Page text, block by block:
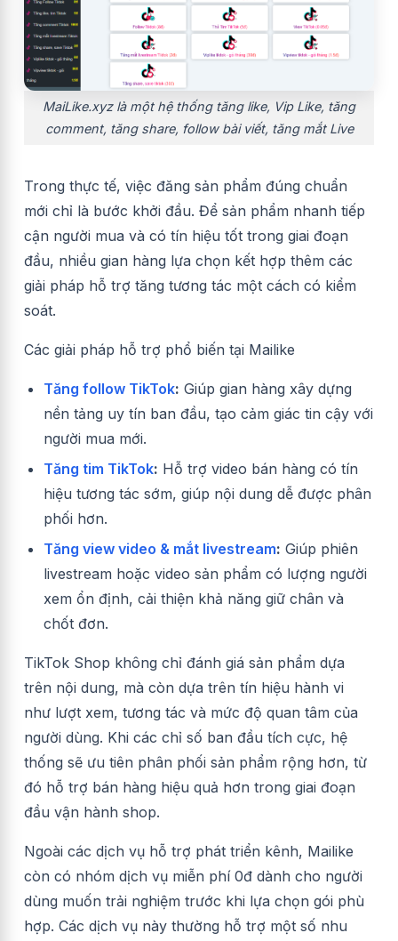
MaiLike.xyz là một hệ thống tăng like, Vip Like, tăng
comment, tăng share, follow bài viết, tăng mắt Live
Trong thực tế, việc đăng sản phẩm đúng chuẩn
mới chỉ là bước khởi đầu. Để sản phẩm nhanh tiếp
cận người mua và có tín hiệu tốt trong giai đoạn
đầu, nhiều gian hàng lựa chọn kết hợp thêm các
giải pháp hỗ trợ tăng tương tác một cách có kiểm
soát.
Các giải pháp hỗ trợ phổ biến tại Mailike
Tăng follow TikTok: Giúp gian hàng xây dựng
nền tảng uy tín ban đầu, tạo cảm giác tin cậy với
người mua mới.
Tăng tim TikTok: Hỗ trợ video bán hàng có tín
hiệu tương tác sớm, giúp nội dung dễ được phân
phối hơn.
Tăng view video & mắt livestream: Giúp phiên
livestream hoặc video sản phẩm có lượng người
xem ổn định, cải thiện khả năng giữ chân và
chốt đơn.
TikTok Shop không chỉ đánh giá sản phẩm dựa
trên nội dung, mà còn dựa trên tín hiệu hành vi
như lượt xem, tương tác và mức độ quan tâm của
người dùng. Khi các chỉ số ban đầu tích cực, hệ
thống sẽ ưu tiên phân phối sản phẩm rộng hơn, từ
đó hỗ trợ bán hàng hiệu quả hơn trong giai đoạn
đầu vận hành shop.
Ngoài các dịch vụ hỗ trợ phát triển kênh, Mailike
còn có nhóm dịch vụ miễn phí 0đ dành cho người
dùng muốn trải nghiệm trước khi lựa chọn gói phù
hợp. Các dịch vụ này thường hỗ trợ một số nhu